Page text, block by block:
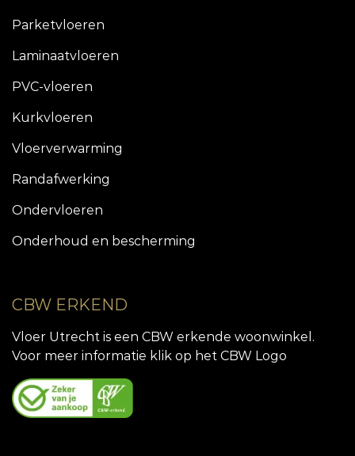
Parketvloeren
Laminaatvloeren
PVC-vloeren
Kurkvloeren
Vloerverwarming
Randafwerking
Ondervloeren
Onderhoud en bescherming
CBW ERKEND
Vloer Utrecht is een CBW erkende woonwinkel.
Voor meer informatie klik op het CBW Logo